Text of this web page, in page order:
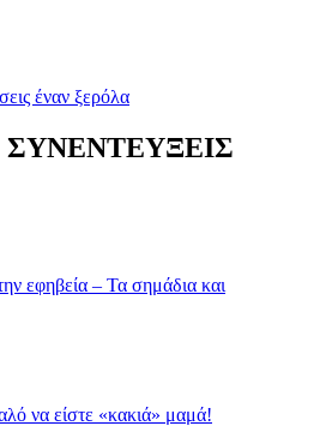
έναν ξερόλα
εφηβεία – Τα σημάδια και
να είστε «κακιά» μαμά!